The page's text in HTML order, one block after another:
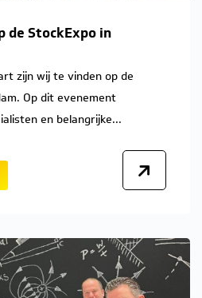
de StockExpo in
zijn wij te vinden op de
Op dit evenement
en belangrijke...